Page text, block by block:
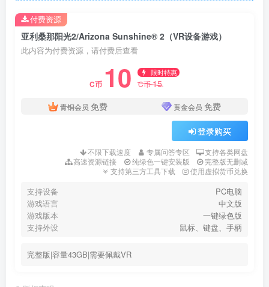
亚利桑那阳光2/Arizona Sunshine® 2（VR设备游戏）
此内容为付费资源，请付费后查看
C币 10 限时特惠
C币15
青铜会员 免费 黄金会员 免费
登录购买
不限下载速度 专属问答专区
支持各类网盘
高速资源链接
纯绿色一键安装版
完整版无删减
支持第三方工具下载
使用虚拟货币兑换
支持设备
PC电脑
游戏语言
中文版
游戏版本
一键绿色版
支持外设
鼠标、键盘、手柄
完整版|容量43GB|需要佩戴VR
付费资源